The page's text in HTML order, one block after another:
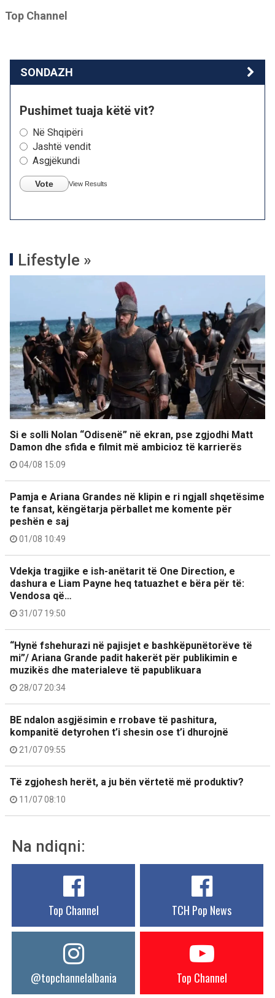
Top Channel
SONDAZH
Pushimet tuaja këtë vit?
Në Shqipëri
Jashtë vendit
Asgjëkundi
Vote View Results
Lifestyle »
Si e solli Nolan “Odisenë” në ekran, pse zgjodhi Matt
Damon dhe sfida e filmit më ambicioz të karrierës
04/08 15:09
Pamja e Ariana Grandes në klipin e ri ngjall shqetësime
te fansat, këngëtarja përballet me komente për
peshën e saj
01/08 10:49
Vdekja tragjike e ish-anëtarit të One Direction, e
dashura e Liam Payne heq tatuazhet e bëra për të:
Vendosa që…
31/07 19:50
“Hynë fshehurazi në pajisjet e bashkëpunëtorëve të
mi”/ Ariana Grande padit hakerët për publikimin e
muzikës dhe materialeve të papublikuara
28/07 20:34
BE ndalon asgjësimin e rrobave të pashitura,
kompanitë detyrohen t’i shesin ose t’i dhurojnë
21/07 09:55
Të zgjohesh herët, a ju bën vërtetë më produktiv?
11/07 08:10
Na ndiqni:
Top Channel TCH Pop News
@topchannelalbania Top Channel